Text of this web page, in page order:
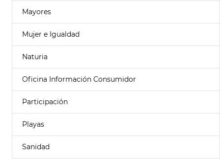
Mayores
Mujer e Igualdad
Naturia
Oficina Información Consumidor
Participación
Playas
Sanidad